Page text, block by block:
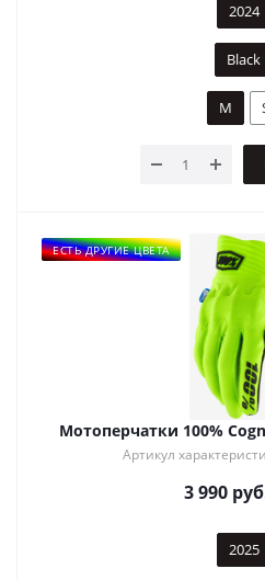
2024
Black
M
ЕСТЬ ДРУГИЕ ЦВЕТА
Мотоперчатки 100%
Артикул
3 990
2025